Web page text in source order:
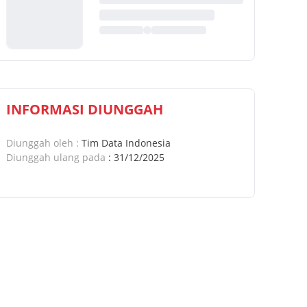
INFORMASI DIUNGGAH
Diunggah oleh : Tim Data Indonesia
Diunggah ulang pada : 31/12/2025